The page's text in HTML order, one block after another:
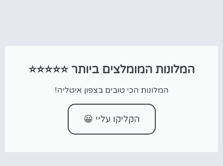
המלונות המומלצים ביותר ⭐⭐⭐⭐⭐
המלונות הכי טובים בצפון איטליה!
הקליקו עליי 😀